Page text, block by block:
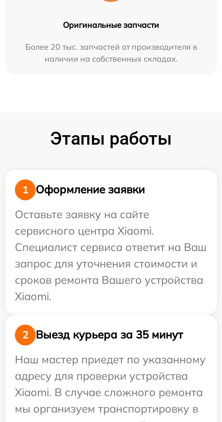
Оригинальные запчасти
Более 20 тыс. запчастей от производителя в
наличии на собственных складах.
Этапы работы
1
Оформление заявки
Оставьте заявку на сайте
сервисного центра Xiaomi.
Специалист сервиса ответит на Ваш
запрос для уточнения стоимости и
сроков ремонта Вашего устройства
Xiaomi.
2
Выезд курьера за 35 минут
Наш мастер приедет по указанному
адресу для проверки устройства
Xiaomi. В случае сложного ремонта
мы организуем транспортировку в